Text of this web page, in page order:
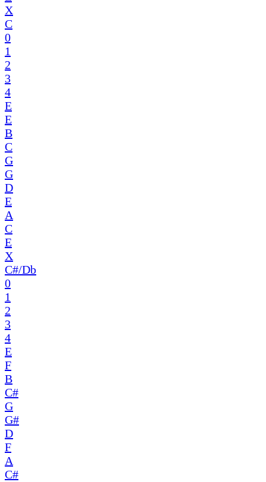
X
C
0
1
2
3
4
E
E
B
C
G
G
D
E
A
C
E
X
C#/Db
0
1
2
3
4
E
F
B
C#
G
G#
D
F
A
C#